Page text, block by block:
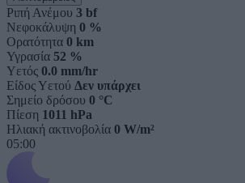
Ριπή Ανέμου 3 bf
Νεφοκάλυψη 0 %
Ορατότητα 0 km
Υγρασία 52 %
Υετός 0.0 mm/hr
Είδος Υετού Δεν υπάρχει
Σημείο δρόσου 0 °C
Πίεση 1011 hPa
Ηλιακή ακτινοβολία 0 W/m²
05:00